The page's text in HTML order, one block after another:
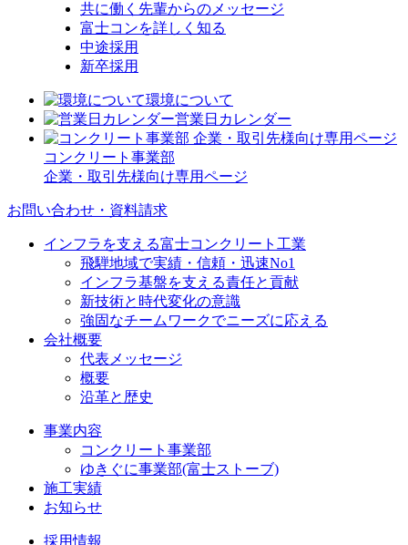
共に働く先輩からのメッセージ
富士コンを詳しく知る
中途採用
新卒採用
環境について
営業日カレンダー
コンクリート事業部
企業・取引先様向け専用ページ
お問い合わせ・資料請求
インフラを支える富士コンクリート工業
飛騨地域で実績・信頼・迅速No1
インフラ基盤を支える責任と貢献
新技術と時代変化の意識
強固なチームワークでニーズに応える
会社概要
代表メッセージ
概要
沿革と歴史
事業内容
コンクリート事業部
ゆきぐに事業部(富士ストーブ)
施工実績
お知らせ
採用情報